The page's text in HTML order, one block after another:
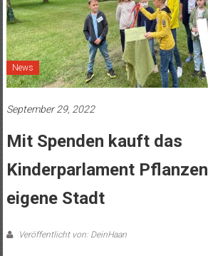
News
September 29, 2022
Mit Spenden kauft das
Kinderparlament
eigene Stadt
Veröffentlicht von: DeinHaan